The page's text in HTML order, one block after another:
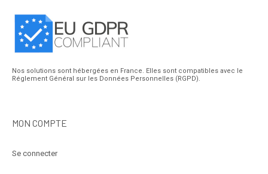
Nos solutions sont hébergées en France. Elles sont compatibles avec le
Réglement Général sur les Données Personnelles (RGPD).
MON COMPTE
Se connecter